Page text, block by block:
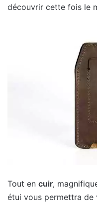
découvrir cette fois le
Tout en cuir,
étui vous permettra de